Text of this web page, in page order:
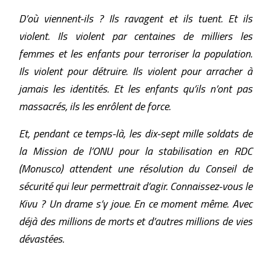
D’où viennent-ils ? Ils ravagent et ils tuent. Et ils
violent. Ils violent par centaines de milliers les
femmes et les enfants pour terroriser la population.
Ils violent pour détruire. Ils violent pour arracher à
jamais les identités. Et les enfants qu’ils n’ont pas
massacrés, ils les enrôlent de force.
Et, pendant ce temps-là, les dix-sept mille soldats de
la Mission de l’ONU pour la stabilisation en RDC
(Monusco) attendent une résolution du Conseil de
sécurité qui leur permettrait d’agir. Connaissez-vous le
Kivu ? Un drame s’y joue. En ce moment même. Avec
déjà des millions de morts et d’autres millions de vies
dévastées.